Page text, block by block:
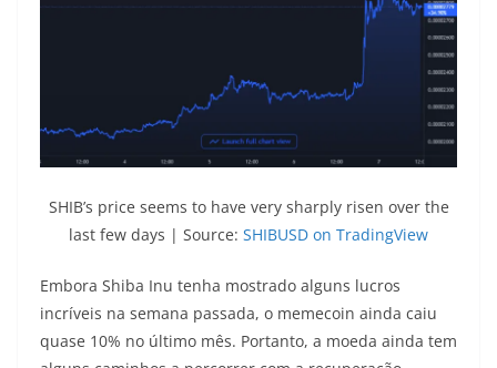
SHIB’s price seems to have very sharply risen over the
last few days | Source: SHIBUSD on TradingView
Embora Shiba Inu tenha mostrado alguns lucros
incríveis na semana passada, o memecoin ainda caiu
quase 10% no último mês. Portanto, a moeda ainda tem